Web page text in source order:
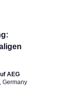
AEG
Germany